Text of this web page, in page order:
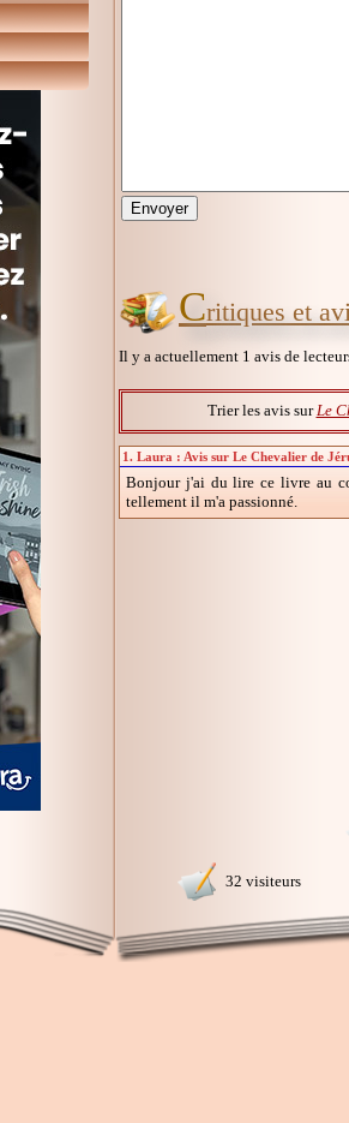
Critiques et
Il y a actuellement 1 avis de
Trier les avis sur Le
1. Laura : Avis sur Le Chevalier de
Bonjour j'ai du lire ce livre au
tellement il m'a passionné.
32 visiteurs